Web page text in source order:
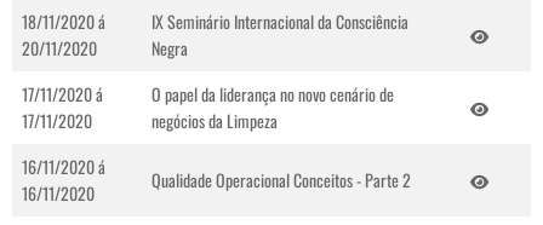
18/11/2020 á
20/11/2020
IX Seminário Internacional da Consciência
Negra
17/11/2020 á
17/11/2020
O papel da liderança no novo cenário de
negócios da Limpeza
16/11/2020 á
16/11/2020
Qualidade Operacional Conceitos - Parte 2